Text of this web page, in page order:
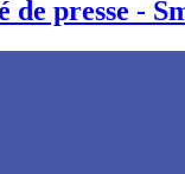
de presse -